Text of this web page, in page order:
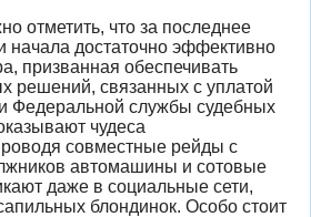
отметить, что за последнее
начала достаточно эффективно
призванная обеспечивать
решений, связанных с уплатой
Федеральной службы судебных
чудеса
совместные рейды с
автомашины и сотовые
даже в социальные сети,
блондинок. Особо стоит